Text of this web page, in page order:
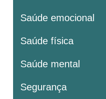
Saúde emocional
Saúde física
Saúde mental
Segurança